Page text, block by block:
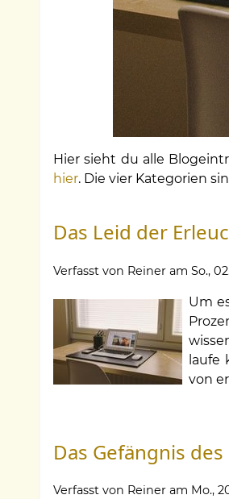
Hier sieht du alle
hier. Die vier Kategorien
Das Leid der
Verfasst von Reiner am So.,
Um
laufe
von
Das Gefängnis
Verfasst von Reiner am Mo.,